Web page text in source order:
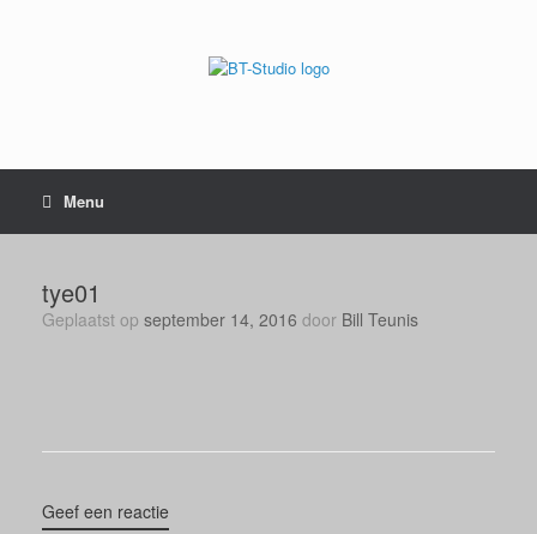
Menu
tye01
Geplaatst op september 14, 2016 door Bill Teunis
Geef een reactie